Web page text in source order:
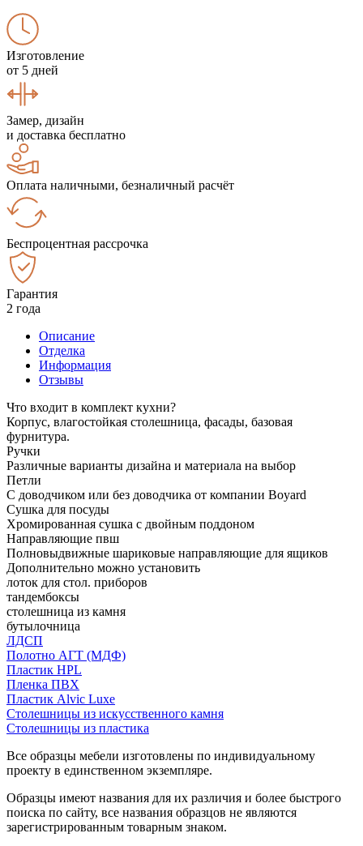
Изготовление
от 5 дней
Замер, дизайн
и доставка бесплатно
Оплата наличными, безналичный расчёт
Беспроцентная рассрочка
Гарантия
2 года
Описание
Отделка
Информация
Отзывы
Что входит в комплект кухни?
Корпус, влагостойкая столешница, фасады, базовая
фурнитура.
Ручки
Различные варианты дизайна и материала на выбор
Петли
С доводчиком или без доводчика от компании Boyard
Сушка для посуды
Хромированная сушка с двойным поддоном
Направляющие пвш
Полновыдвижные шариковые направляющие для ящиков
Дополнительно можно установить
лоток для стол. приборов
тандембоксы
столешница из камня
бутылочница
ЛДСП
Полотно АГТ (МДФ)
Пластик HPL
Пленка ПВХ
Пластик Alvic Luxe
Столешницы из искусственного камня
Столешницы из пластика
Все образцы мебели изготовлены по индивидуальному
проекту в единственном экземпляре.
Образцы имеют названия для их различия и более быстрого
поиска по сайту, все названия образцов не являются
зарегистрированным товарным знаком.